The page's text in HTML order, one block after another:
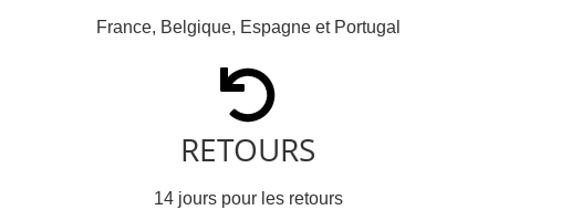
France, Belgique, Espagne et Portugal
RETOURS
14 jours pour les retours